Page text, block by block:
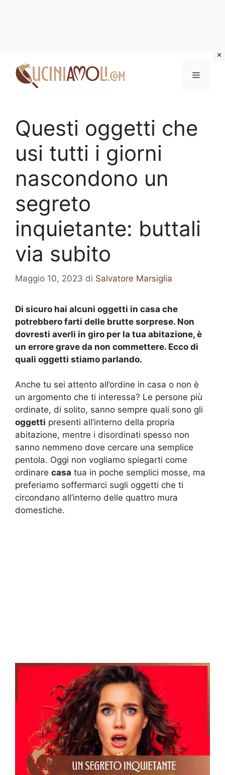
contenuto
Menu
Questi oggetti che
usi tutti i giorni
nascondono un
segreto
inquietante: buttali
via subito
Maggio 10, 2023 di Salvatore Marsiglia
Di sicuro hai alcuni oggetti in casa che
potrebbero farti delle brutte sorprese. Non
dovresti averli in giro per la tua abitazione, è
un errore grave da non commettere. Ecco di
quali oggetti stiamo parlando.
Anche tu sei attento all’ordine in casa o non è
un argomento che ti interessa? Le persone più
ordinate, di solito, sanno sempre quali sono gli
oggetti presenti all’interno della propria
abitazione, mentre i disordinati spesso non
sanno nemmeno dove cercare una semplice
pentola. Oggi non vogliamo spiegarti come
ordinare casa tua in poche semplici mosse, ma
preferiamo soffermarci sugli oggetti che ti
circondano all’interno delle quattro mura
domestiche.